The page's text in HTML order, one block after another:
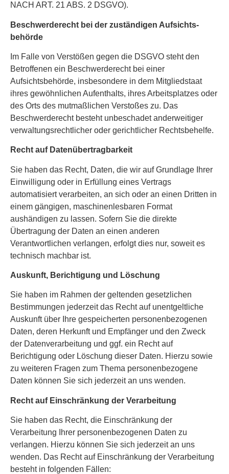
NACH ART. 21 ABS. 2 DSGVO).
Beschwerde­recht bei der zuständigen Aufsichts­
behörde
Im Falle von Verstößen gegen die DSGVO steht den
Betroffenen ein Beschwerderecht bei einer
Aufsichtsbehörde, insbesondere in dem Mitgliedstaat
ihres gewöhnlichen Aufenthalts, ihres Arbeitsplatzes oder
des Orts des mutmaßlichen Verstoßes zu. Das
Beschwerderecht besteht unbeschadet anderweitiger
verwaltungsrechtlicher oder gerichtlicher Rechtsbehelfe.
Recht auf Daten­übertrag­barkeit
Sie haben das Recht, Daten, die wir auf Grundlage Ihrer
Einwilligung oder in Erfüllung eines Vertrags
automatisiert verarbeiten, an sich oder an einen Dritten in
einem gängigen, maschinenlesbaren Format
aushändigen zu lassen. Sofern Sie die direkte
Übertragung der Daten an einen anderen
Verantwortlichen verlangen, erfolgt dies nur, soweit es
technisch machbar ist.
Auskunft, Berichtigung und Löschung
Sie haben im Rahmen der geltenden gesetzlichen
Bestimmungen jederzeit das Recht auf unentgeltliche
Auskunft über Ihre gespeicherten personenbezogenen
Daten, deren Herkunft und Empfänger und den Zweck
der Datenverarbeitung und ggf. ein Recht auf
Berichtigung oder Löschung dieser Daten. Hierzu sowie
zu weiteren Fragen zum Thema personenbezogene
Daten können Sie sich jederzeit an uns wenden.
Recht auf Einschränkung der Verarbeitung
Sie haben das Recht, die Einschränkung der
Verarbeitung Ihrer personenbezogenen Daten zu
verlangen. Hierzu können Sie sich jederzeit an uns
wenden. Das Recht auf Einschränkung der Verarbeitung
besteht in folgenden Fällen: